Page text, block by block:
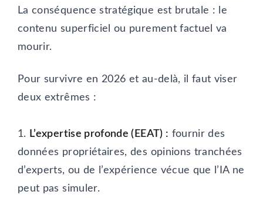
La conséquence stratégique est brutale : le
contenu superficiel ou purement factuel va
mourir.
Pour survivre en 2026 et au-delà, il faut viser
deux extrêmes :
1. L’expertise profonde (EEAT) : fournir des
données propriétaires, des opinions tranchées
d’experts, ou de l’expérience vécue que l’IA ne
peut pas simuler.